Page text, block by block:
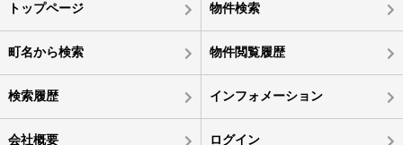
トップページ 物件検索
町名から検索 物件閲覧履歴
検索履歴 インフォメーション
会社概要 ログイン